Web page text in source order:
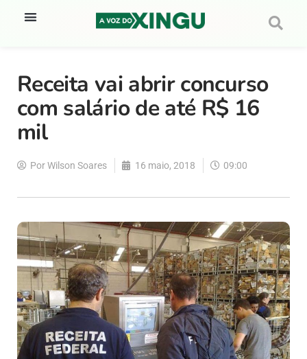
Receita vai abrir concurso
com salário de até R$ 16
mil
PorWilson Soares 16 maio, 2018 09:00